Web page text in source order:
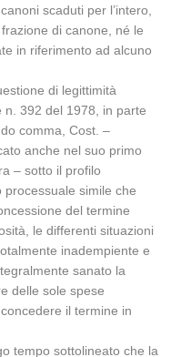
scaduti per l’intero,
di canone, né le
in riferimento ad alcuno
di legittimità
n. 392 del 1978, in parte
comma, Cost. –
anche nel suo primo
– sotto il profilo
processuale simile che
del termine
le differenti situazioni
inadempiente e
sanato la
delle sole spese
il termine in
tempo sottolineato che la